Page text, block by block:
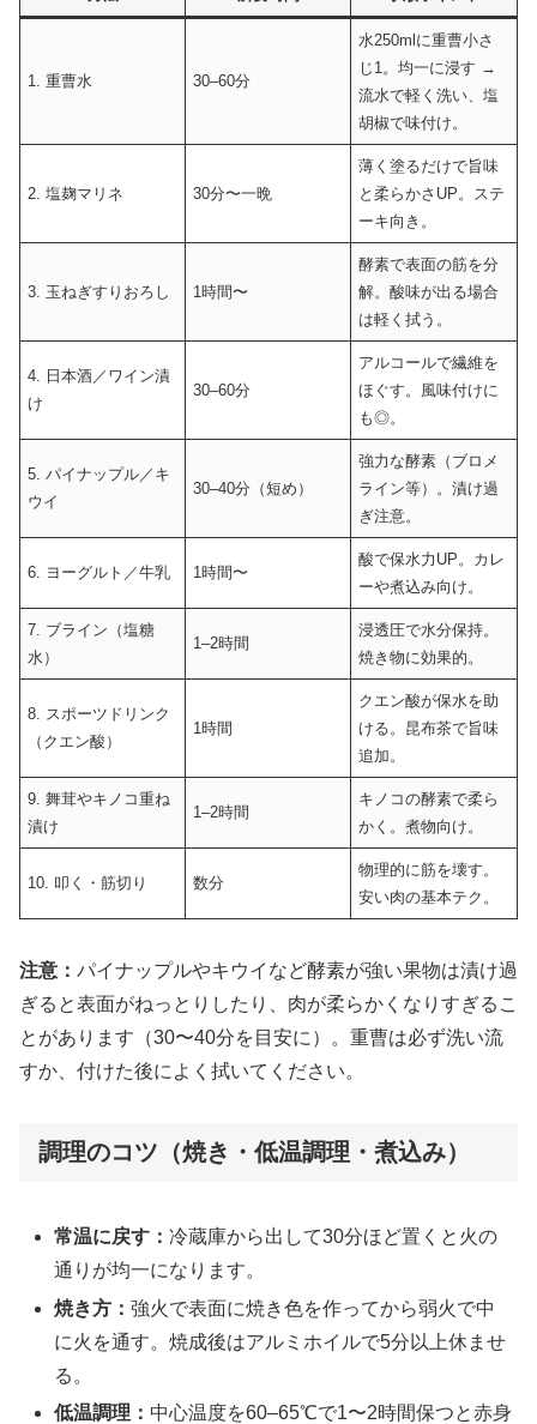
1. 重曹水 30–60分
水250mlに重曹小さ
じ1。均一に浸す →
流水で軽く洗い、塩
胡椒で味付け。
2. 塩麹マリネ 30分〜一晩
薄く塗るだけで旨味
と柔らかさUP。ステ
ーキ向き。
3. 玉ねぎすりおろし 1時間〜
酵素で表面の筋を分
解。酸味が出る場合
は軽く拭う。
4. 日本酒／ワイン漬
け
30–60分
アルコールで繊維を
ほぐす。風味付けに
も◎。
5. パイナップル／キ
ウイ
30–40分（短め）
強力な酵素（ブロメ
ライン等）。漬け過
ぎ注意。
6. ヨーグルト／牛乳 1時間〜
酸で保水力UP。カレ
ーや煮込み向け。
7. ブライン（塩糖
水）
1–2時間
浸透圧で水分保持。
焼き物に効果的。
8. スポーツドリンク
（クエン酸）
1時間
クエン酸が保水を助
ける。昆布茶で旨味
追加。
9. 舞茸やキノコ重ね
漬け
1–2時間
キノコの酵素で柔ら
かく。煮物向け。
10. 叩く・筋切り 数分
物理的に筋を壊す。
安い肉の基本テク。
注意： パイナップルやキウイなど酵素が強い果物は漬け過
ぎると表面がねっとりしたり、肉が柔らかくなりすぎるこ
とがあります（30〜40分を目安に）。重曹は必ず洗い流
すか、付けた後によく拭いてください。
調理のコツ（焼き・低温調理・煮込み）
常温に戻す：冷蔵庫から出して30分ほど置くと火の
通りが均一になります。
焼き方：強火で表面に焼き色を作ってから弱火で中
に火を通す。焼成後はアルミホイルで5分以上休ませ
る。
低温調理： 中心温度を60–65℃で1〜2時間保つと赤身